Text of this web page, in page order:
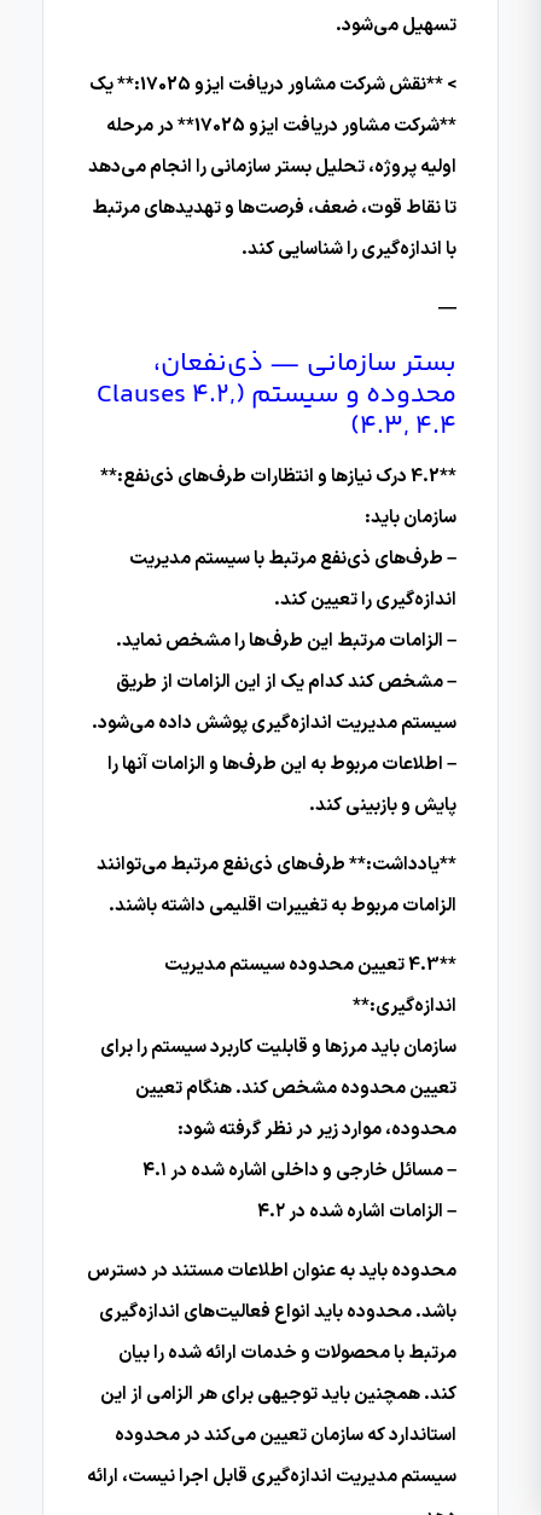
تسهیل می‌شود.
> **نقش شرکت مشاور دریافت ایزو 17025:** یک
**شرکت مشاور دریافت ایزو 17025** در مرحله
اولیه پروژه، تحلیل بستر سازمانی را انجام می‌دهد
تا نقاط قوت، ضعف، فرصت‌ها و تهدیدهای مرتبط
با اندازه‌گیری را شناسایی کند.
—
بستر سازمانی — ذی‌نفعان،
محدوده و سیستم (Clauses 4.2,
4.3, 4.4)
**4.2 درک نیازها و انتظارات طرف‌های ذی‌نفع:**
سازمان باید:
– طرف‌های ذی‌نفع مرتبط با سیستم مدیریت
اندازه‌گیری را تعیین کند.
– الزامات مرتبط این طرف‌ها را مشخص نماید.
– مشخص کند کدام یک از این الزامات از طریق
سیستم مدیریت اندازه‌گیری پوشش داده می‌شود.
– اطلاعات مربوط به این طرف‌ها و الزامات آنها را
پایش و بازبینی کند.
**یادداشت:** طرف‌های ذی‌نفع مرتبط می‌توانند
الزامات مربوط به تغییرات اقلیمی داشته باشند.
**4.3 تعیین محدوده سیستم مدیریت
اندازه‌گیری:**
سازمان باید مرزها و قابلیت کاربرد سیستم را برای
تعیین محدوده مشخص کند. هنگام تعیین
محدوده، موارد زیر در نظر گرفته شود:
– مسائل خارجی و داخلی اشاره شده در ۴.۱
– الزامات اشاره شده در ۴.۲
محدوده باید به عنوان اطلاعات مستند در دسترس
باشد. محدوده باید انواع فعالیت‌های اندازه‌گیری
مرتبط با محصولات و خدمات ارائه شده را بیان
کند. همچنین باید توجیهی برای هر الزامی از این
استاندارد که سازمان تعیین می‌کند در محدوده
سیستم مدیریت اندازه‌گیری قابل اجرا نیست، ارائه